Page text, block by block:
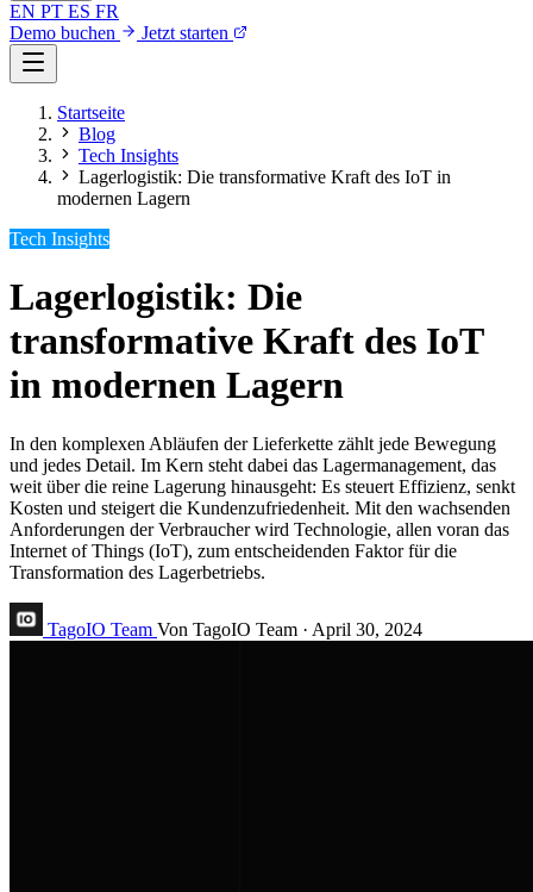
EN PT ES FR
Demo buchen
Jetzt starten
Startseite
Blog
Tech Insights
Lagerlogistik: Die transformative Kraft des IoT in
modernen Lagern
Tech Insights
Lagerlogistik: Die
transformative Kraft des IoT
in modernen Lagern
In den komplexen Abläufen der Lieferkette zählt jede Bewegung
und jedes Detail. Im Kern steht dabei das Lagermanagement, das
weit über die reine Lagerung hinausgeht: Es steuert Effizienz, senkt
Kosten und steigert die Kundenzufriedenheit. Mit den wachsenden
Anforderungen der Verbraucher wird Technologie, allen voran das
Internet of Things (IoT), zum entscheidenden Faktor für die
Transformation des Lagerbetriebs.
TagoIO Team Von TagoIO Team · April 30, 2024